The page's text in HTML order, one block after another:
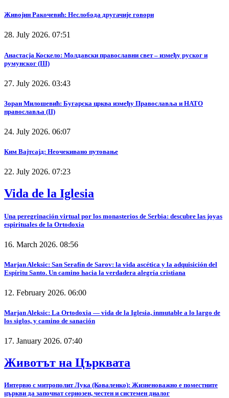
Живојин Ракочевић: Неслобода другачије говори
28. July 2026. 07:51
Анастасја Коскело: Молдавски православни свет – између руског и
румунског (III)
27. July 2026. 03:43
Зоран Милошевић: Бугарска црква између Православља и НАТО
православља (II)
24. July 2026. 06:07
Ким Вајтсајд: Неочекивано путовање
22. July 2026. 07:23
Vida de la Iglesia
Una peregrinación virtual por los monasterios de Serbia: descubre las joyas
espirituales de la Ortodoxia
16. March 2026. 08:56
Marjan Aleksic: San Serafín de Sarov: la vida ascética y la adquisición del
Espíritu Santo. Un camino hacia la verdadera alegría cristiana
12. February 2026. 06:00
Marjan Aleksic: La Ortodoxia — vida de la Iglesia, inmutable a lo largo de
los siglos, y camino de sanación
17. January 2026. 07:40
Животът на Църквата
Интервю с митрополит Лука (Коваленко): Жизненоважно е поместните
църкви да започнат сериозен, честен и системен диалог